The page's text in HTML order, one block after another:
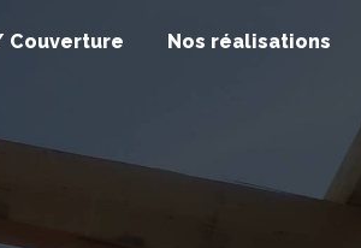
Couverture Nos réalisations